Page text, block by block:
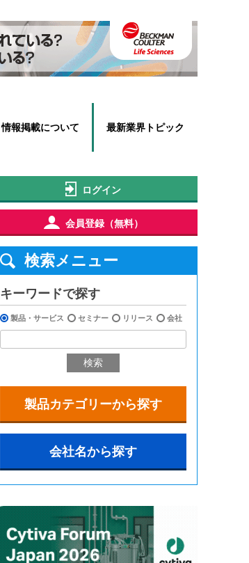
情報掲載について 最新業界トピック
ログイン
会員登録（無料）
検索メニュー
キーワードで探す
製品・サービス セミナー リリース 会社
検索
製品カテゴリーから探す
会社名から探す